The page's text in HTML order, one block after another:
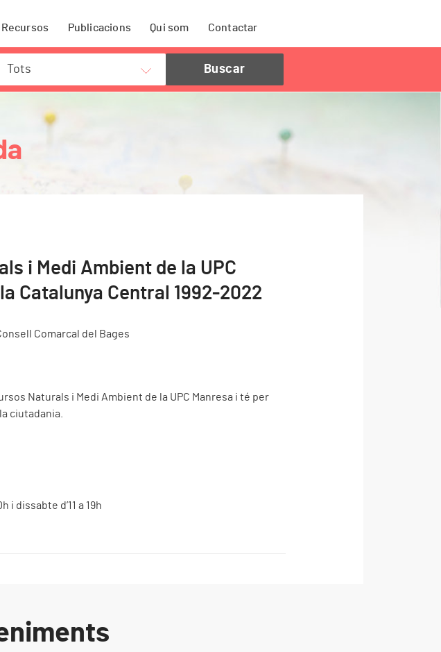
Recursos Publicacions Qui som Contactar
Tots
i Medi Ambient de la UPC
Catalunya Central 1992-2022
Comarcal del Bages
Naturals i Medi Ambient de la UPC Manresa i té per
ciutadania.
i dissabte d’11 a 19h